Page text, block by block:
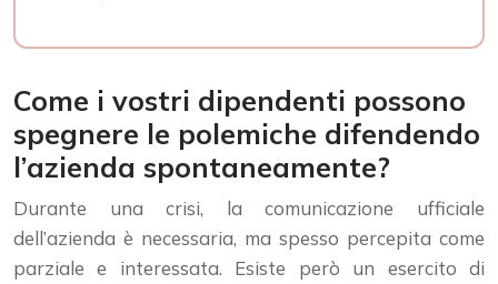
Come i vostri dipendenti possono
spegnere le polemiche difendendo
l’azienda spontaneamente?
Durante una crisi, la comunicazione ufficiale
dell’azienda è necessaria, ma spesso percepita come
parziale e interessata. Esiste però un esercito di